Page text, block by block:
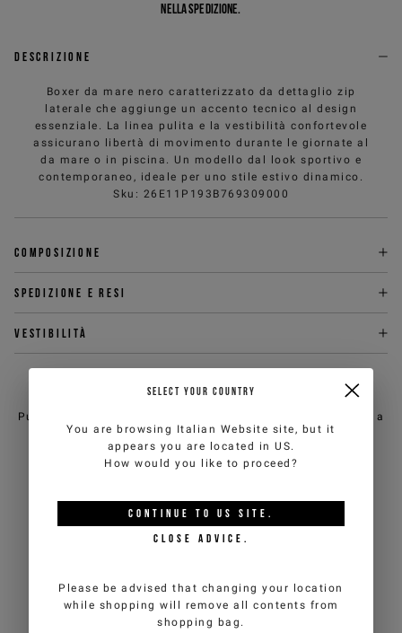
nella spedizione.
Descrizione
Boxer da mare nero caratterizzato da dettaglio zip
laterale che aggiunge un accento tecnico al design
essenziale. La linea pulita e la vestibilità confortevole
assicurano libertà di movimento durante le giornate al
da mare o in piscina. Un modello dal look sportivo e
contemporaneo, ideale per uno stile estivo dinamico.
Sku : 26E11P193B769309000
Composizione
Spedizione e Resi
Vestibilità
HAI BISOGNO DI AIUTO?
Puoi contattare il servizio clienti di iceberg.com via email a
customercare@iceberg.com , cercheremo di rispondere entro 2
giorni lavorativi (lun-ven).
POTREBBE PIACERTI ANCHE
SELECT YOUR COUNTRY
You are browsing Italian Website site, but it
appears you are located in US.
How would you like to proceed?
CONTINUE TO US SITE.
CLOSE ADVICE.
Please be advised that changing your location
while shopping will remove all contents from
shopping bag.